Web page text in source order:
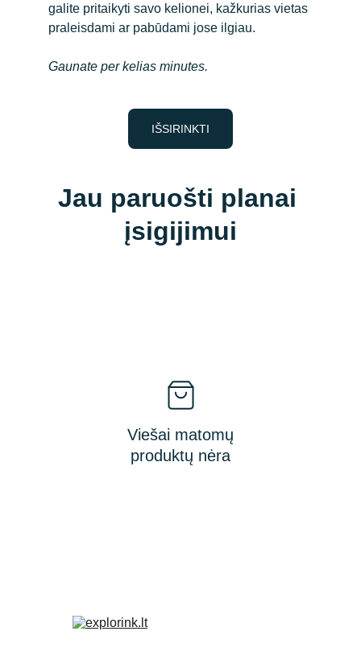
galite pritaikyti savo kelionei, kažkurias vietas
praleisdami ar pabūdami jose ilgiau.
Gaunate per kelias minutes.
IŠSIRINKTI
Jau paruošti planai
įsigijimui
Viešai matomų
produktų nėra